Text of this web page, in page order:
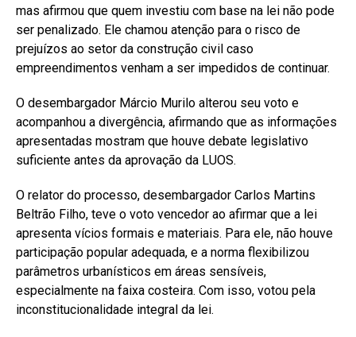
mas afirmou que quem investiu com base na lei não pode
ser penalizado. Ele chamou atenção para o risco de
prejuízos ao setor da construção civil caso
empreendimentos venham a ser impedidos de continuar.
O desembargador Márcio Murilo alterou seu voto e
acompanhou a divergência, afirmando que as informações
apresentadas mostram que houve debate legislativo
suficiente antes da aprovação da LUOS.
O relator do processo, desembargador Carlos Martins
Beltrão Filho, teve o voto vencedor ao afirmar que a lei
apresenta vícios formais e materiais. Para ele, não houve
participação popular adequada, e a norma flexibilizou
parâmetros urbanísticos em áreas sensíveis,
especialmente na faixa costeira. Com isso, votou pela
inconstitucionalidade integral da lei.